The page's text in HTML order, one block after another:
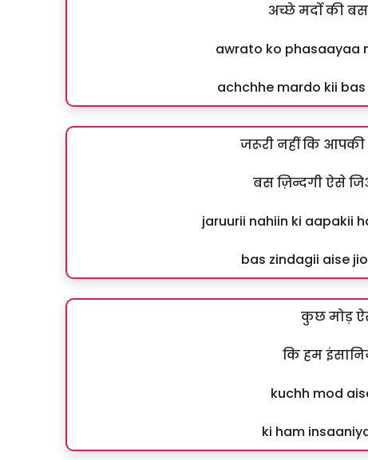
अच्छे मर्दो की
awrato ko phasaayaa
achchhe mardo kii
जरूरी नहीं कि
बस ज़िन्दगी ऐसे
jaruurii nahiin ki aapakii
bas zindagii aise
कुछ मोड़
कि हम
kuchh mod
ki ham